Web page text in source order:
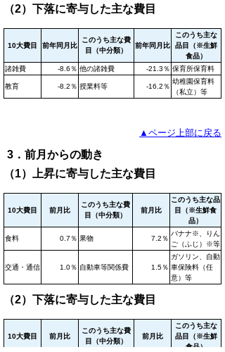
（2）下落に寄与した主な費目
10大費目 前年同月比
このうち主な費
目（中分類）
前年同月比
このうち主な
品目（※生鮮
食品）
諸雑費
-8.6％ 他の諸雑費 -21.3％ 保育所保育料
教育 -8.2％ 授業料等 -16.2％
幼稚園保育料
（私立）等
▲ページ上部に戻る
3．前月からの動き
（1）上昇に寄与した主な費目
10大費目 前月比
このうち主な費
目（中分類）
前月比
このうち主な品
目（※生鮮食
品）
食料 0.7％ 果物 7.2％
バナナ※、りん
ご（ふじ）※等
交通・通信 1.0％ 自動車等関係費 1.5％
ガソリン、自動
車保険料（任
意）等
（2）下落に寄与した主な費目
10大費目 前月比
このうち主な費
目（中分類）
前月比
このうち主な
品目（※生鮮
食品）